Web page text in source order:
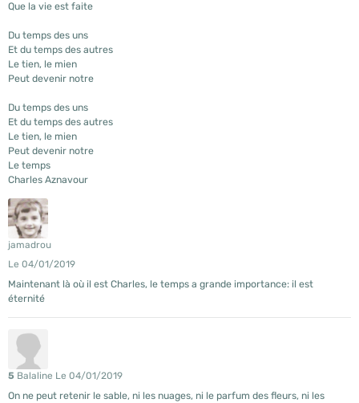
Que la vie est faite
Du temps des uns
Et du temps des autres
Le tien, le mien
Peut devenir notre
Du temps des uns
Et du temps des autres
Le tien, le mien
Peut devenir notre
Le temps
Charles Aznavour
jamadrou
Le 04/01/2019
Maintenant là où il est Charles, le temps a grande importance: il est
éternité
5 Balaline Le 04/01/2019
On ne peut retenir le sable, ni les nuages, ni le parfum des fleurs, ni les